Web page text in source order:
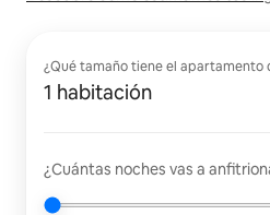
¿Qué tamaño tiene el apartamento
1 habitación
¿Cuántas noches vas a